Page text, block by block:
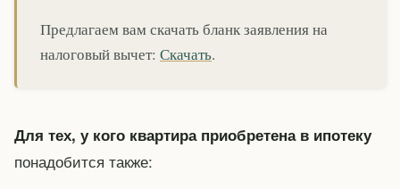
Предлагаем вам скачать бланк заявления на
налоговый вычет: Скачать.
Для тех, у кого квартира приобретена в ипотеку
понадобится также: